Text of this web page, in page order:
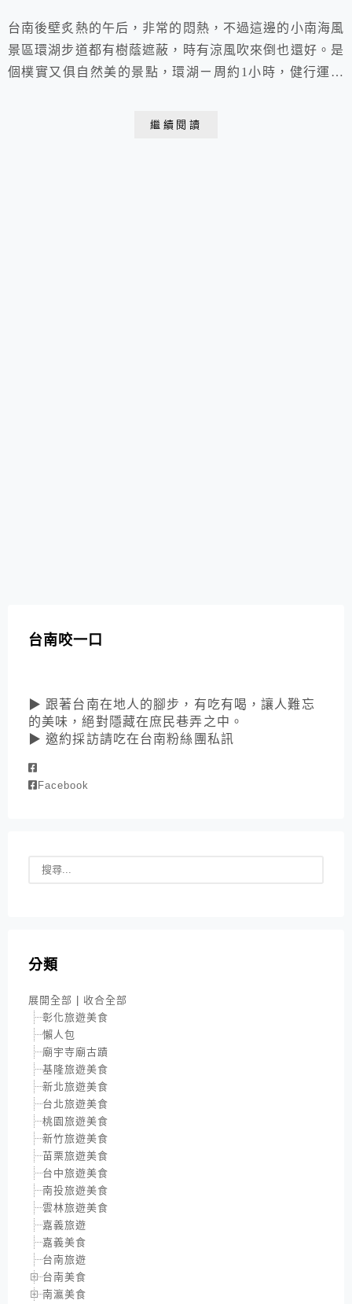
台南後壁炙熱的午后，非常的悶熱，不過這邊的小南海風
景區環湖步道都有樹蔭遮蔽，時有涼風吹來倒也還好。是
個樸實又俱自然美的景點，環湖ㄧ周約1小時，健行運動
繼續閱讀
台南咬一口
▶ 跟著台南在地人的腳步，有吃有喝，讓人難忘
的美味，絕對隱藏在庶民巷弄之中。
▶ 邀約採訪請吃在台南粉絲團私訊
Facebook
分類
展開全部 | 收合全部
彰化旅遊美食
懶人包
廟宇寺廟古蹟
基隆旅遊美食
新北旅遊美食
台北旅遊美食
桃園旅遊美食
新竹旅遊美食
苗栗旅遊美食
台中旅遊美食
南投旅遊美食
雲林旅遊美食
嘉義旅遊
嘉義美食
台南旅遊
台南美食
南瀛美食